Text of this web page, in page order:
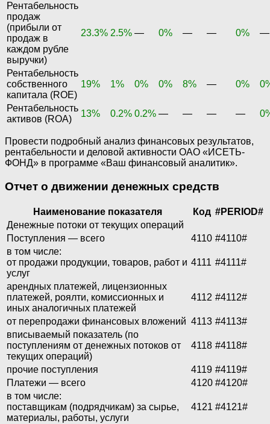
Рентабельность
продаж
(прибыли от
продаж в
каждом рубле
выручки)
23.3% 2.5% — 0% — — 0% —
Рентабельность
собственного
капитала (ROE)
19% 1% 0% 0% 8% — 0%
Рентабельность
активов (ROA)
13% 0.2% 0.2% — — — —
Провести подробный анализ финансовых результатов,
рентабельности и деловой активности ОАО «ИСЕТЬ-
ФОНД» в программе «Ваш финансовый аналитик».
Отчет о движении денежных средств
Наименование показателя Код #PERIOD#
Денежные потоки от текущих операций
Поступления — всего
4110 #4110#
в том числе:
от продажи продукции, товаров, работ и
услуг
4111 #4111#
арендных платежей, лицензионных
платежей, роялти, комиссионных и
иных аналогичных платежей
4112 #4112#
от перепродажи финансовых вложений 4113 #4113#
вписываемый показатель (по
поступлениям от денежных потоков от
текущих операций)
4118 #4118#
прочие поступления 4119 #4119#
Платежи — всего
4120 #4120#
в том числе:
поставщикам (подрядчикам) за сырье,
материалы, работы, услуги
4121 #4121#